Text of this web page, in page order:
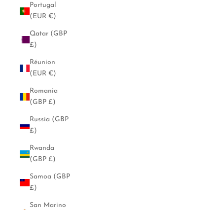
Portugal
(EUR €)
Qatar (GBP
£)
Réunion
(EUR €)
Romania
(GBP £)
Russia (GBP
£)
Rwanda
(GBP £)
Samoa (GBP
£)
San Marino